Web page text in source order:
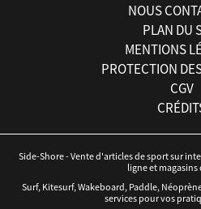
NOUS
PLAN DU
MENTIONS
PROTECTION
CGV
Side-Shore - Vente d'articles de sport sur
ligne et magasins
Surf, Kitesurf, Wakeboard, Paddle,
services pour vos